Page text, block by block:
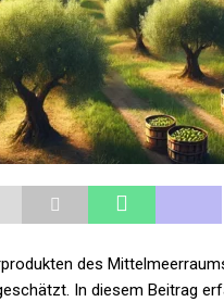
des
In diesem Beitrag